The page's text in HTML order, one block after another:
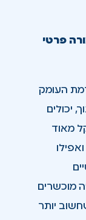
פרטי
העומק
יכולים
מאוד
מוכשרים
יותר